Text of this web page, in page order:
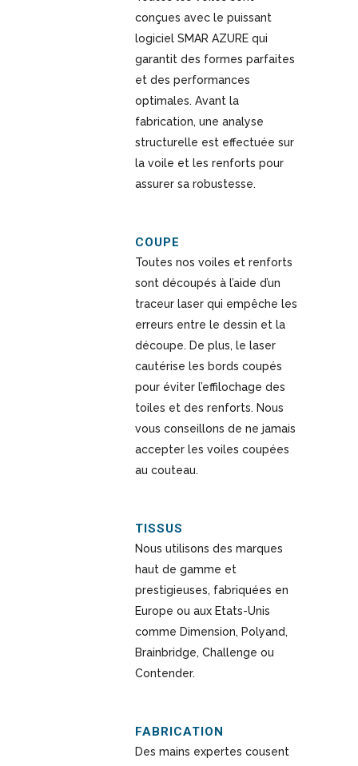
conçues avec le puissant
logiciel SMAR AZURE qui
garantit des formes parfaites
et des performances
optimales. Avant la
fabrication, une analyse
structurelle est effectuée sur
la voile et les renforts pour
assurer sa robustesse.
COUPE
Toutes nos voiles et renforts
sont découpés à l’aide d’un
traceur laser qui empêche les
erreurs entre le dessin et la
découpe. De plus, le laser
cautérise les bords coupés
pour éviter l’effilochage des
toiles et des renforts. Nous
vous conseillons de ne jamais
accepter les voiles coupées
au couteau.
TISSUS
Nous utilisons des marques
haut de gamme et
prestigieuses, fabriquées en
Europe ou aux Etats-Unis
comme Dimension, Polyand,
Brainbridge, Challenge ou
Contender.
FABRICATION
Des mains expertes cousent